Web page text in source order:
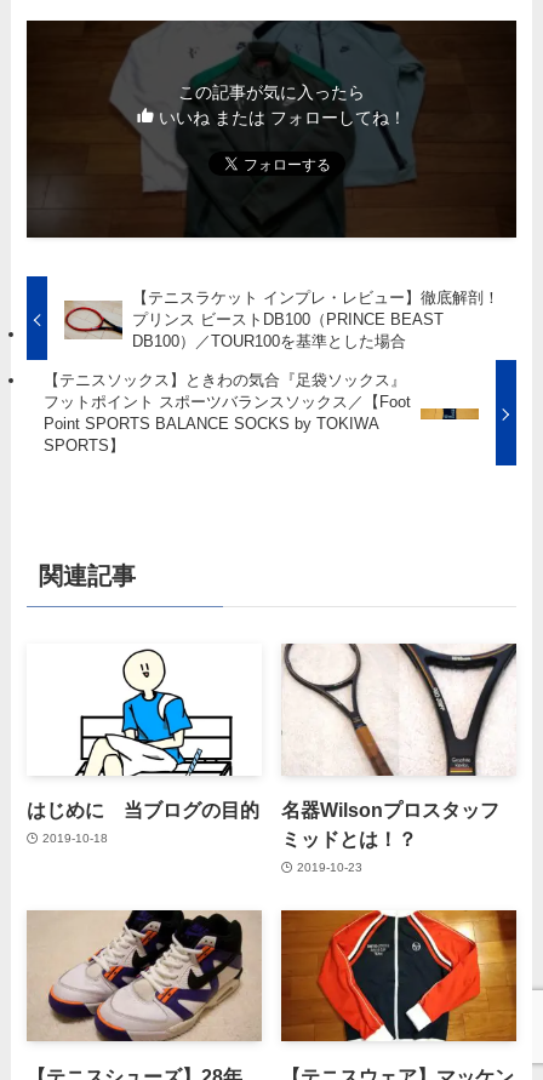
この記事が気に入ったら
いいね または フォローしてね！
【テニスラケット インプレ・レビュー】徹底解剖！
プリンス ビーストDB100（PRINCE BEAST
DB100）／TOUR100を基準とした場合
【テニスソックス】ときわの気合『足袋ソックス』
フットポイント スポーツバランスソックス／【Foot
Point SPORTS BALANCE SOCKS by TOKIWA
SPORTS】
関連記事
はじめに 当ブログの目的
2019-10-18
名器Wilsonプロスタッフ
ミッドとは！？
2019-10-23